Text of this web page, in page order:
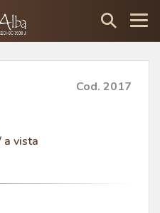
Cod. 2017
a vista